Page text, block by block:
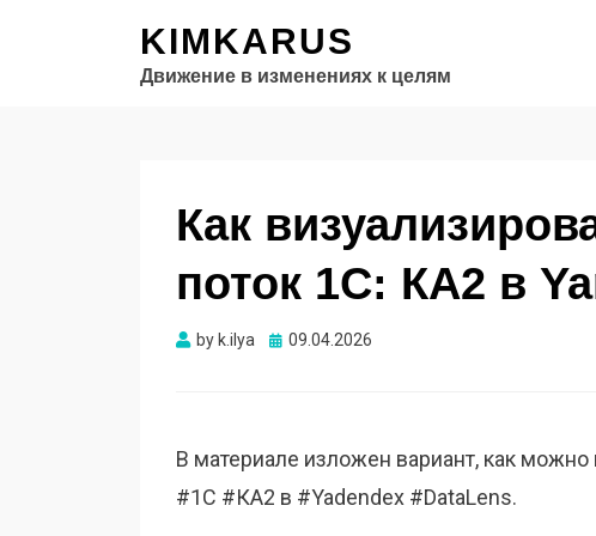
KIMKARUS
Движение в изменениях к целям
Как
поток 1С: КА2 в
by k.ilya Опубликовано
09.04.2026
В материале изложен вариант, как
#1С #КА2 в #Yadendex #DataLens.